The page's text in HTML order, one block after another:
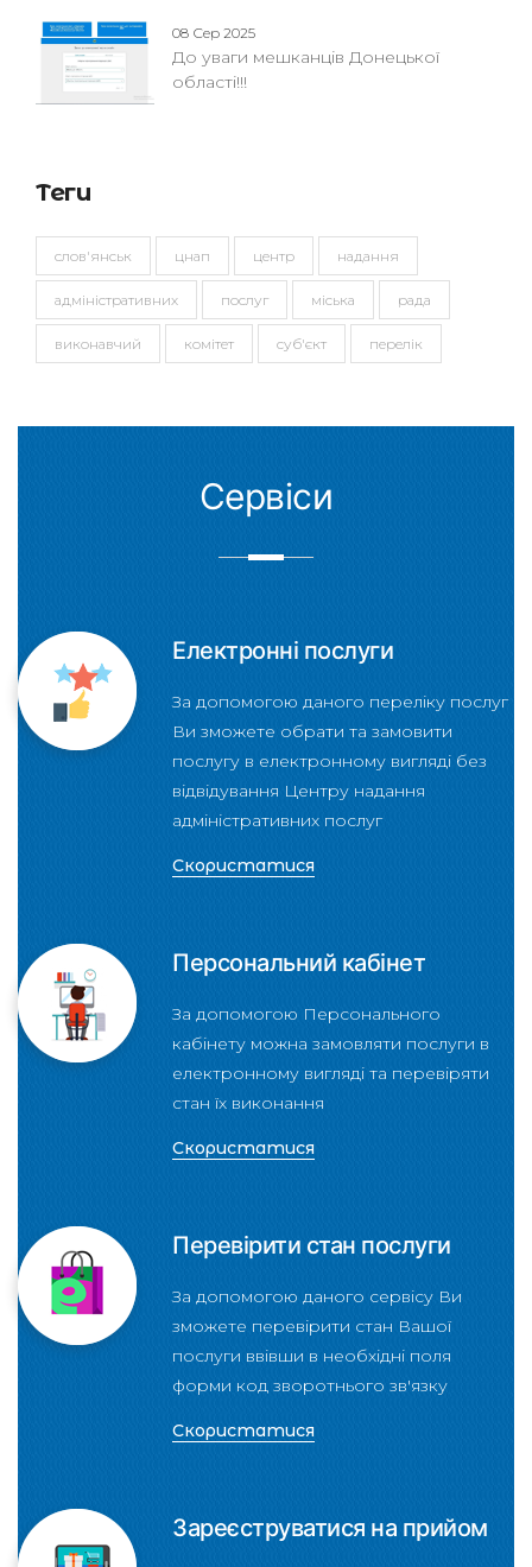
08 Сер 2025
До уваги мешканців Донецької
області!!!
Теги
слов'янськ цнап центр надання
адміністративних послуг міська рада
виконавчий комітет суб'єкт перелік
Сервіси
Електронні послуги
За допомогою даного переліку послуг
Ви зможете обрати та замовити
послугу в електронному вигляді без
відвідування Центру надання
адміністративних послуг
Скористатися
Персональний кабінет
За допомогою Персонального
кабінету можна замовляти послуги в
електронному вигляді та перевіряти
стан їх виконання
Скористатися
Перевірити стан послуги
За допомогою даного сервісу Ви
зможете перевірити стан Вашої
послуги ввівши в необхідні поля
форми код зворотнього зв'язку
Скористатися
Зареєструватися на прийом